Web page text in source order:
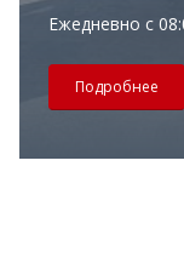
Ежедневно с
Подробнее